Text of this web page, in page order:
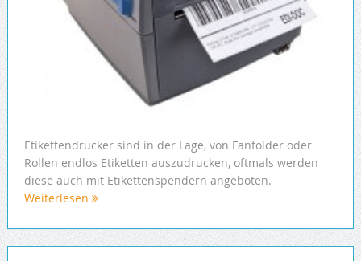
Etikettendrucker sind in der Lage, von Fanfolder oder
Rollen endlos Etiketten auszudrucken, oftmals werden
diese auch mit Etikettenspendern angeboten.
Weiterlesen